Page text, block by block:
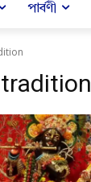
পার্বণী
tradition